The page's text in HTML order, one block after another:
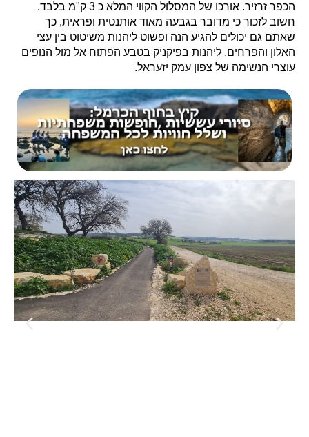
הכפר זרזיר. אורכו של המסלול הקווי המלא כ 3 ק"מ בלבד.
חשוב לזכור כי מדובר בגבעה מאוד אותנטית ופראית, כך
שאתם גם יכולים להגיע הנה ופשוט ליהנות משיטוט בין עצי
האלון והפרחים, ליהנות בפיקניק בטבע הפתוח אל מול הנופים
עוצרי הנשימה של צפון עמק יזעראל.